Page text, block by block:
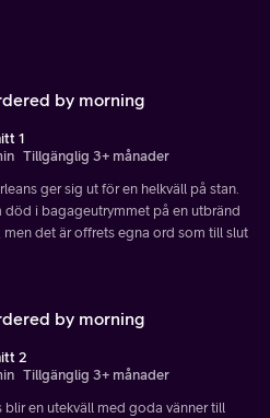
by morning
1
Tillgänglig 3+ månader
ger sig ut för en helkväll på stan.
död i bagageutrymmet på en utbränd
det är offrets egna ord som till slut
by morning
2
Tillgänglig 3+ månader
en utekväll med goda vänner till